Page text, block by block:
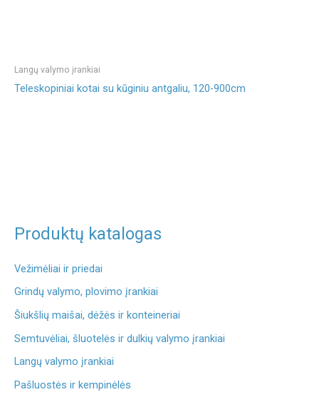
Produktų katalogas
Vežimėliai ir priedai
Grindų valymo, plovimo įrankiai
Šiukšlių maišai, dėžės ir konteineriai
Semtuvėliai, šluotelės ir dulkių valymo įrankiai
Langų valymo įrankiai
Pašluostės ir kempinėlės
Langų valymo įrankiai
Teleskopiniai kotai su kūginiu antgaliu, 120-900cm